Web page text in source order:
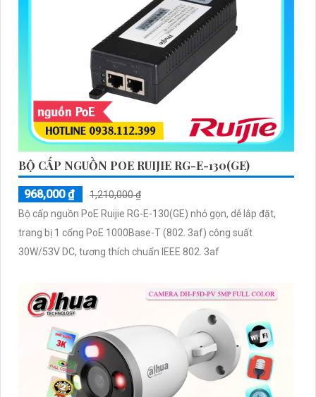
BỘ CẤP NGUỒN POE RUIJIE RG-E-130(GE)
968,000 ₫
1,210,000 ₫
Bộ cấp nguồn PoE Ruijie RG-E-130(GE) nhỏ gọn, dễ lắp đặt,
trang bị 1 cổng PoE 1000Base-T (802. 3af) công suất
30W/53V DC, tương thích chuẩn IEEE 802. 3af